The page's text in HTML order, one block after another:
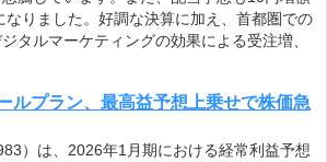
なりました。好調な決算に加え、首都圏での
タルマーケティングの効果による受注増、
ルプラン、最高益予想上乗せで株価急
）は、2026年1月期における経常利益予想